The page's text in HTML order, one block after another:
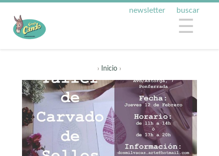
buscar
newsletter
☰
› Inicio ›